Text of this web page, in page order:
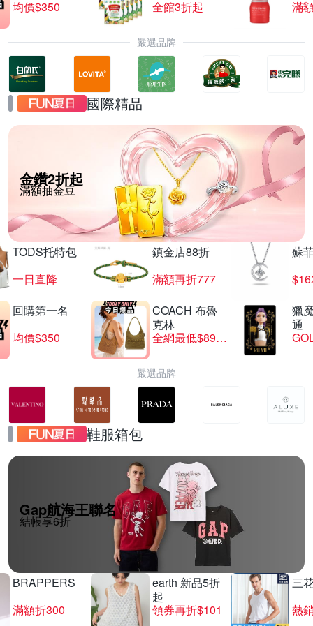
均價$350
全館3折起
滿
嚴選品牌
國際精品
金鑽2折起
滿額抽金豆
TODS托特包
一日直降
鎮金店88折
滿額再折777
蘇
回購第一名
均價$350
COACH 布魯
克林
全網最低$8999
獵
通
嚴選品牌
鞋服箱包
Gap航海王聯名
結帳享6折
BRAPPERS
滿額折300
earth 新品5折
起
領券再折$101
三
熱